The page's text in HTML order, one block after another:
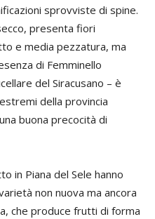
sprovviste di spine.
presenta fiori
e media pezzatura, ma
di Femminello
del Siracusano – è
della provincia
buona precocità di
in Piana del Sele hanno
non nuova ma ancora
che produce frutti di forma